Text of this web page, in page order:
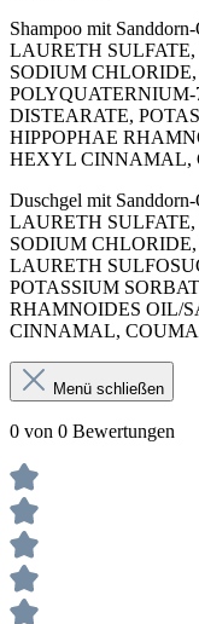
Shampoo mit
LAURETH
SODIUM
DISTEARATE,
HIPPOPHAE
HEXYL CINNAMAL,
Duschgel mit
LAURETH
SODIUM
LAURETH
POTASSIUM
RHAMNOIDES OIL/
CINNAMAL,
Menü schließen
0 von 0 Bewertungen